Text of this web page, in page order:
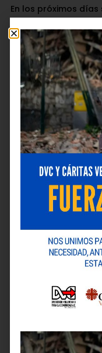
En los próximos
y ponentes que se
evento.
Un comentario
Elimduy dice:
Deseo informacion
Responder
Deja una
Tu dirección de
Los campos
Comentario*